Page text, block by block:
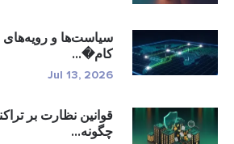
کام�...
Jul 13, 2026
چگونه...